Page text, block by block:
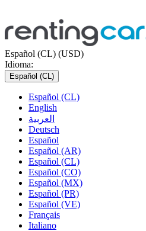
Español (CL) (USD)
Idioma:
Español (CL)
Español (CL)
English
العربية
Deutsch
Español
Español (AR)
Español (CL)
Español (CO)
Español (MX)
Español (PR)
Español (VE)
Français
Italiano